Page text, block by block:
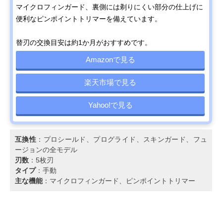
マイクロフィンガード、裏側には剃りにくい部分の仕上げに
便利なピンポイントトリマーを備えています。
替刃の交換目安は約1か月がおすすめです。
Amazonで見る
楽天市場で見る
Yahoo!で見る
互換性 ：プロシールド、プログライド、スキンガード、フュ
ージョンの全モデル
刃数 ：5枚刃
タイプ：手動
主な機能：マイクロフィンガード、ピンポイントトリマー